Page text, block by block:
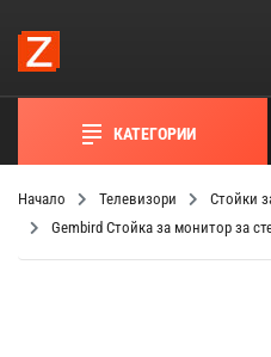
КАТЕГОРИИ
Начало Телевизори
Стойки
Gembird Стойка за монитор за